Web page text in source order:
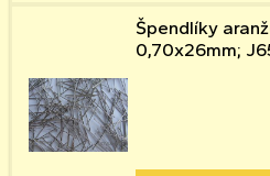
Špendlíky
0,70x26mm;